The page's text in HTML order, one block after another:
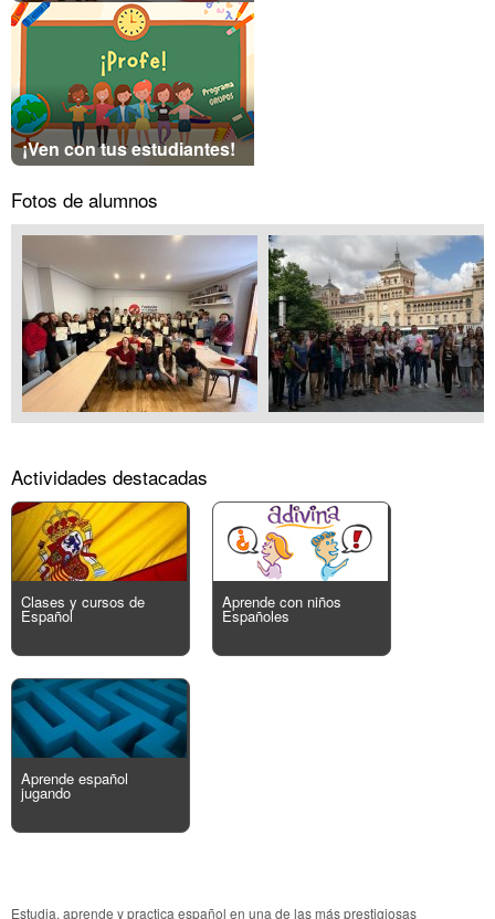
¡Ven con tus estudiantes!
Fotos de alumnos
Actividades destacadas
Clases y cursos de
Español
Aprende con niños
Españoles
Aprende español
jugando
Estudia, aprende y practica español en una de las más prestigiosas